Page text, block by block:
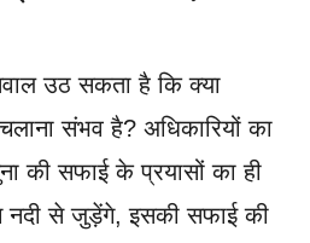
उठ सकता है कि क्या
संभव है? अधिकारियों का
की सफाई के प्रयासों का ही
से जुड़ेंगे, इसकी सफाई की